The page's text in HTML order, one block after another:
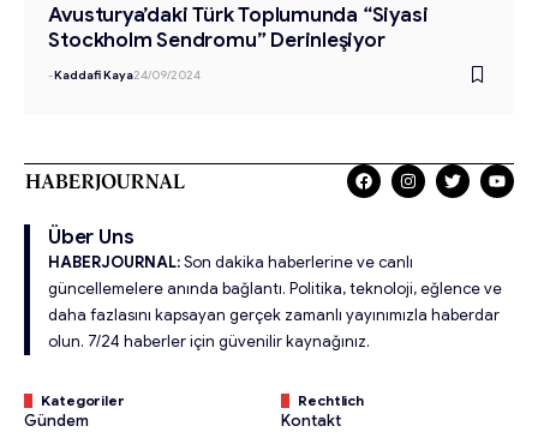
Avusturya’daki Türk Toplumunda “Siyasi
Stockholm Sendromu” Derinleşiyor
-Kaddafi Kaya24/09/2024
Über Uns
HABERJOURNAL:Son dakika haberlerine ve canlı
güncellemelere anında bağlantı. Politika, teknoloji, eğlence ve
daha fazlasını kapsayan gerçek zamanlı yayınımızla haberdar
olun. 7/24 haberler için güvenilir kaynağınız.
Kategoriler
Gündem
Rechtlich
Kontakt